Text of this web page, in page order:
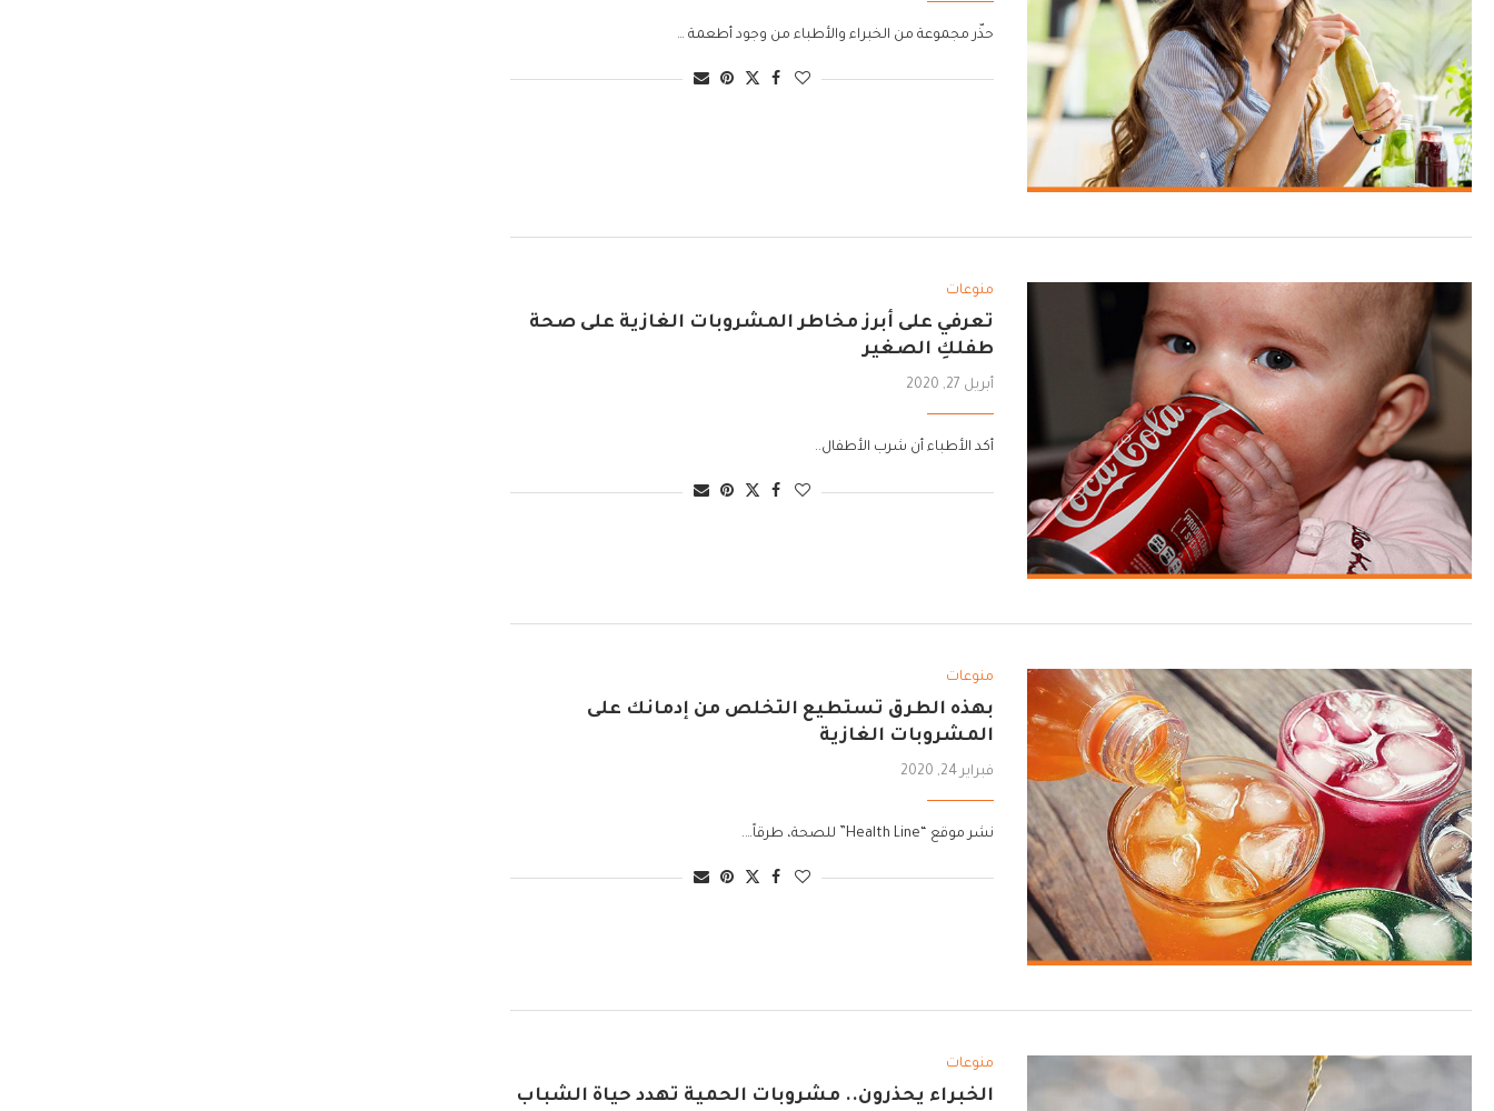
حذّر مجموعة من الخبراء والأطباء من وجود أطعمة …
منوعات
تعرفي على أبرز مخاطر المشروبات الغازية على صحة
طفلكِ الصغير
أبريل 27, 2020
أكد الأطباء أن شرب الأطفال..
منوعات
بهذه الطرق تستطيع التخلص من إدمانك على
المشروبات الغازية
فبراير 24, 2020
نشر موقع “Health Line” للصحة، طرقاً….
منوعات
الخبراء يحذرون.. مشروبات الحمية تهدد حياة الشباب